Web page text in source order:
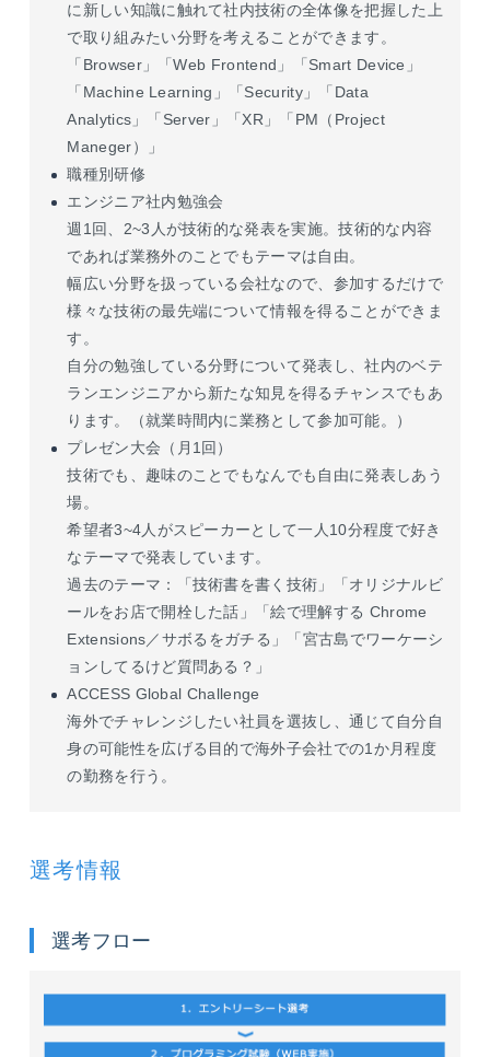
に新しい知識に触れて社内技術の全体像を把握した上
で取り組みたい分野を考えることができます。
「Browser」「Web Frontend」「Smart Device」
「Machine Learning」「Security」「Data
Analytics」「Server」「XR」「PM（Project
Maneger）」
職種別研修
エンジニア社内勉強会
週1回、2~3人が技術的な発表を実施。技術的な内容
であれば業務外のことでもテーマは自由。
幅広い分野を扱っている会社なので、参加するだけで
様々な技術の最先端について情報を得ることができま
す。
自分の勉強している分野について発表し、社内のベテ
ランエンジニアから新たな知見を得るチャンスでもあ
ります。（就業時間内に業務として参加可能。）
プレゼン大会（月1回）
技術でも、趣味のことでもなんでも自由に発表しあう
場。
希望者3~4人がスピーカーとして一人10分程度で好き
なテーマで発表しています。
過去のテーマ：「技術書を書く技術」「オリジナルビ
ールをお店で開栓した話」「絵で理解する Chrome
Extensions／サボるをガチる」「宮古島でワーケーシ
ョンしてるけど質問ある？」
ACCESS Global Challenge
海外でチャレンジしたい社員を選抜し、通じて自分自
身の可能性を広げる目的で海外子会社での1か月程度
の勤務を行う。
選考情報
選考フロー